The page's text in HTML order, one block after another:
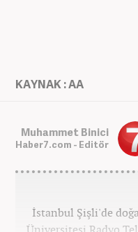
KAYNAK : AA
Muhammet Binici
Haber7.com - Editör
İstanbul Şişli'de